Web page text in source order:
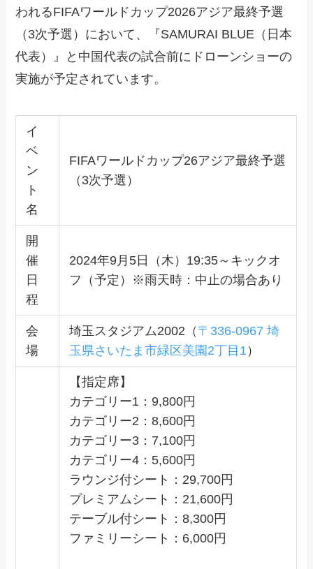
われるFIFAワールドカップ2026アジア最終予選
（3次予選）において、『SAMURAI BLUE（日本
代表）』と中国代表の試合前にドローンショーの
実施が予定されています。
イ
ベ
ン
ト
名
FIFAワールドカップ26アジア最終予選
（3次予選）
開
催
日
程
2024年9月5日（木）19:35～キックオ
フ（予定）※雨天時：中止の場合あり
会
場
埼玉スタジアム2002（ 〒336-0967 埼
玉県さいたま市緑区美園2丁目1 ）
【指定席】
カテゴリー1：9,800円
カテゴリー2：8,600円
カテゴリー3：7,100円
カテゴリー4：5,600円
ラウンジ付シート：29,700円
プレミアムシート：21,600円
テーブル付シート：8,300円
ファミリーシート：6,000円